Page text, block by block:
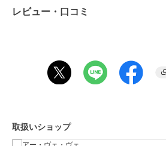
≪お気に入り登録機能の使い方≫
--------------------
※商品画像は、光の当たり具合やパソコンな
の色味と異なって見える場合がございます
レビュー・口コミ
取扱いショップ